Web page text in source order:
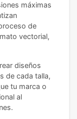
máximas
de
vectorial,
diseños
de cada talla,
tu marca o
al